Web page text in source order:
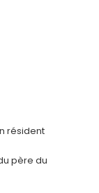
résident
père du